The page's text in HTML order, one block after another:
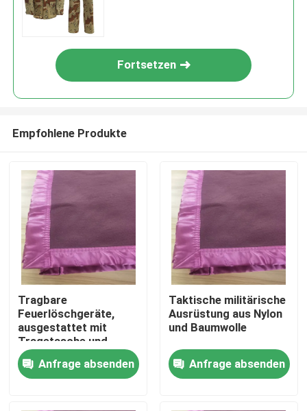
Zu Hause
Produkte
Videos
Fortsetzen
Empfohlene Produkte
Tragbare
Feuerlöschgeräte,
ausgestattet mit
Tragetasche und
optionalen
Innentaschen
Anfrage absenden
Taktische militärische
Ausrüstung aus Nylon
und Baumwolle
Anfrage absenden